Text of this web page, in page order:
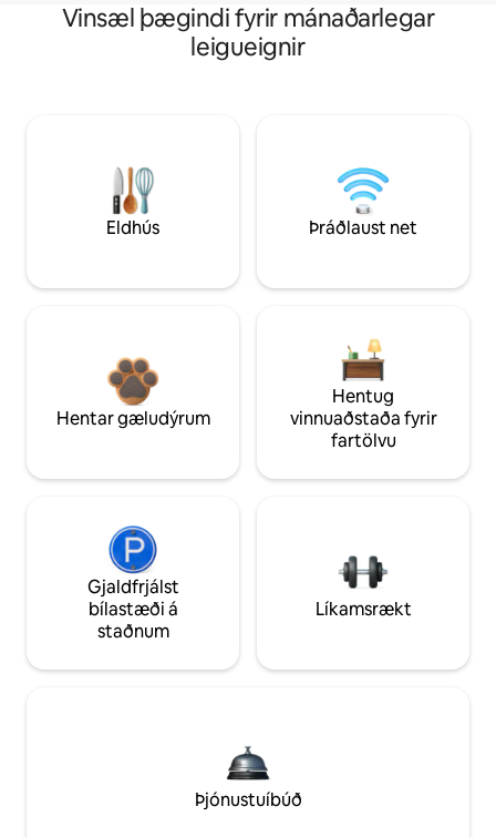
Vinsæl þægindi fyrir mánaðarlegar
leigueignir
Eldhús Þráðlaust net
Hentar gæludýrum
Hentug
vinnuaðstaða fyrir
fartölvu
Gjaldfrjálst
bílastæði á
staðnum
Líkamsrækt
Þjónustuíbúð